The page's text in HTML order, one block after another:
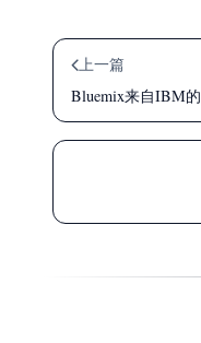
上一篇
Bluemix来自IBM的